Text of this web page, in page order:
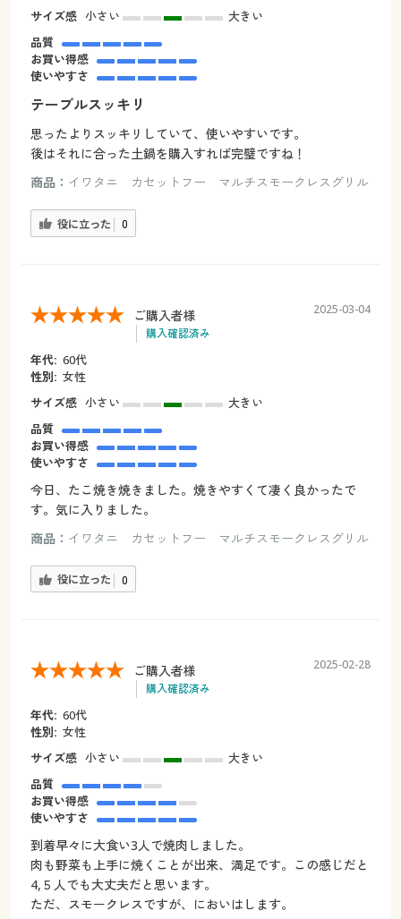
サイズ感 小さい
大きい
品質
お買い得感
使いやすさ
テーブルスッキリ
思ったよりスッキリしていて、使いやすいです。
後はそれに合った土鍋を購入すれば完璧ですね！
商品： イワタニ カセットフー マルチスモークレスグリル
役に立った 0
ご購入者様
購入確認済み
2025-03-04
年代: 60代
性別: 女性
サイズ感 小さい
大きい
品質
お買い得感
使いやすさ
今日、たこ焼き焼きました。焼きやすくて凄く良かったで
す。気に入りました。
商品： イワタニ カセットフー マルチスモークレスグリル
役に立った 0
ご購入者様
購入確認済み
2025-02-28
年代: 60代
性別: 女性
サイズ感 小さい
大きい
品質
お買い得感
使いやすさ
到着早々に大食い3人で焼肉しました。
肉も野菜も上手に焼くことが出来、満足です。この感じだと
4,５人でも大丈夫だと思います。
ただ、スモークレスですが、においはします。